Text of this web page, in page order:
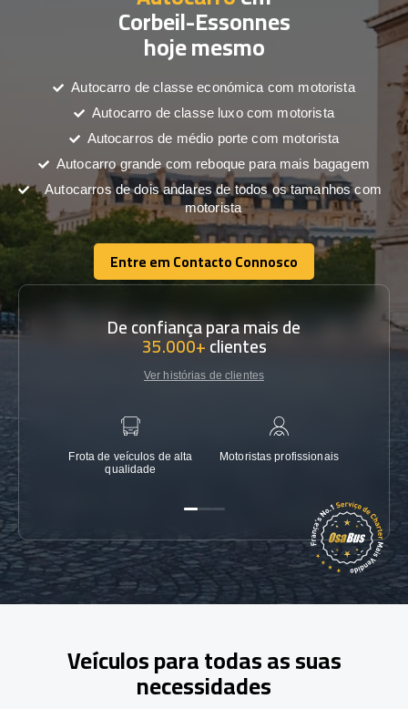
Corbeil-Essonnes
hoje mesmo
Autocarro de classe económica com motorista
Autocarro de classe luxo com motorista
Autocarros de médio porte com motorista
Autocarro grande com reboque para mais bagagem
Autocarros de dois andares de todos os tamanhos com
motorista
Entre em Contacto Connosco
Entre em Contacto Connosco
De confiança para mais de
35.000+clientes
Ver histórias de clientes
Frota de veículos de alta
qualidade
Motoristas profissionais
Veículos para todas as suas
necessidades